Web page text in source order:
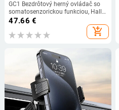
GC1 Bezdrôtový herný ovládač so
somatosenzorickou funkciou, Hall
Trigger a Turbo; Bluetooth + USB-C,
kompatibilný s Windows, Switch,
iOS/Android, Mac, Steam Deck
47.66 €
add_shopping_cart